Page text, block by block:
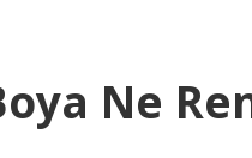
Ne